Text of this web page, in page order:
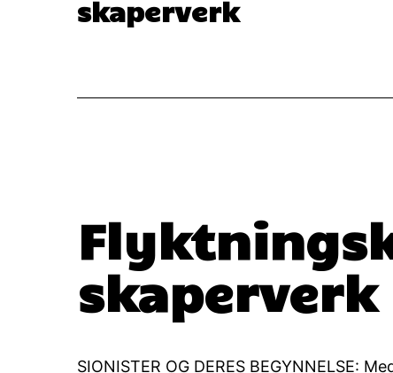
skaperverk
skaperverk
SIONISTER OG DERES BEGYNNELSE: